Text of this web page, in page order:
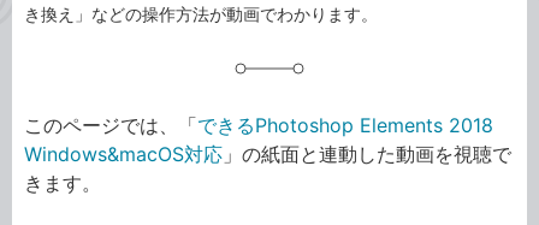
き換え」などの操作方法が動画でわかります。
このページでは、「できるPhotoshop Elements 2018
Windows&macOS対応 」の紙面と連動した動画を視聴で
きます。